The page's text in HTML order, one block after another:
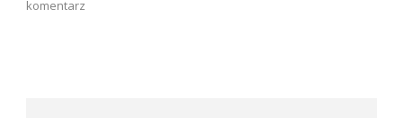
komentarz